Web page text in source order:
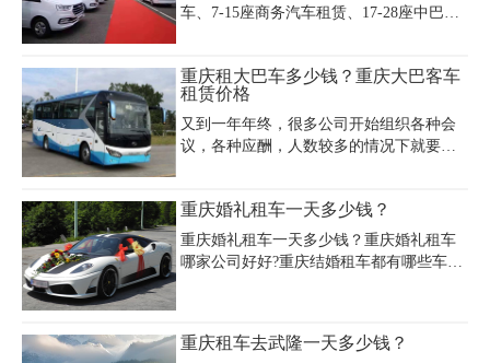
车、7-15座商务汽车租赁、17-28座中巴车
优惠，重庆自驾租车月租/长租电话023-
45616290，重庆自驾租车月租/长租汽车租
赁合同范本如下：
重庆租大巴车多少钱？重庆大巴客车
租赁价格
又到一年年终，很多公司开始组织各种会
议，各种应酬，人数较多的情况下就要用
人租中巴，三四十个人租大巴，人数上确
定好了租相应的车辆，避免造成不必要的
浪费。下面小编为大家准备了一份大中巴
重庆婚礼租车一天多少钱？
重庆婚礼租车一天多少钱？重庆婚礼租车
哪家公司好好?重庆结婚租车都有哪些车
小编下面就一一给大家解答一下。
重庆租车去武隆一天多少钱？